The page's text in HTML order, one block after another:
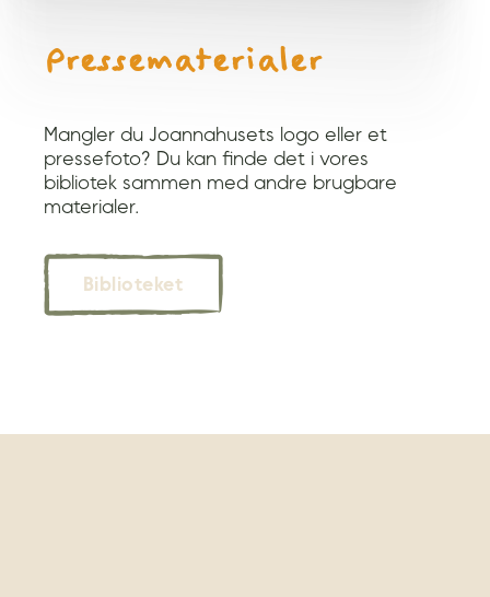
Pressematerialer
Mangler du Joannahusets logo eller et
pressefoto? Du kan finde det i vores
bibliotek sammen med andre brugbare
materialer.
Biblioteket